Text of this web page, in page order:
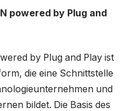
powered by Plug and
by Plug and Play ist
die eine Schnittstelle
und
bildet. Die Basis des